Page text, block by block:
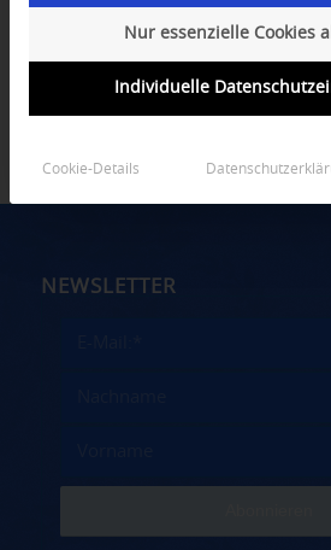
NEWSLETTER
Nur essenzielle Cookies
Individuelle
Cookie-Details